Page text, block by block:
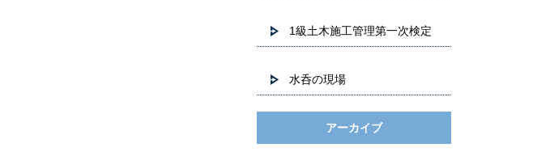
1級土木施工管理第一次検定
水呑の現場
アーカイブ